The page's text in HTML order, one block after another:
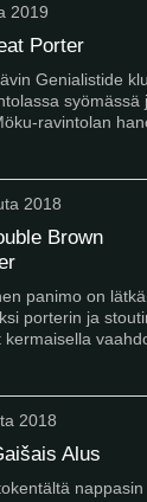
2019
Porter
Genialistide
syömässä
ravintolan
2018
Brown
panimo on
porterin ja
kermaisella
2018
Alus